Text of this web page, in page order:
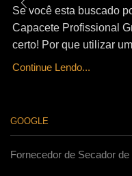
Se você esta buscado
Capacete Profissional
certo! Por que utilizar
Continue Lendo...
GOOGLE
Fornecedor de Secador